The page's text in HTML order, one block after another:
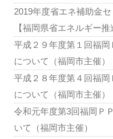
2019年度省エネ補助金
【福岡県省エネルギー推
平成２９年度第１回福
について（福岡市主催）
平成２８年度第４回福
について（福岡市主催）
令和元年度第3回福岡Ｐ
いて（福岡市主催）